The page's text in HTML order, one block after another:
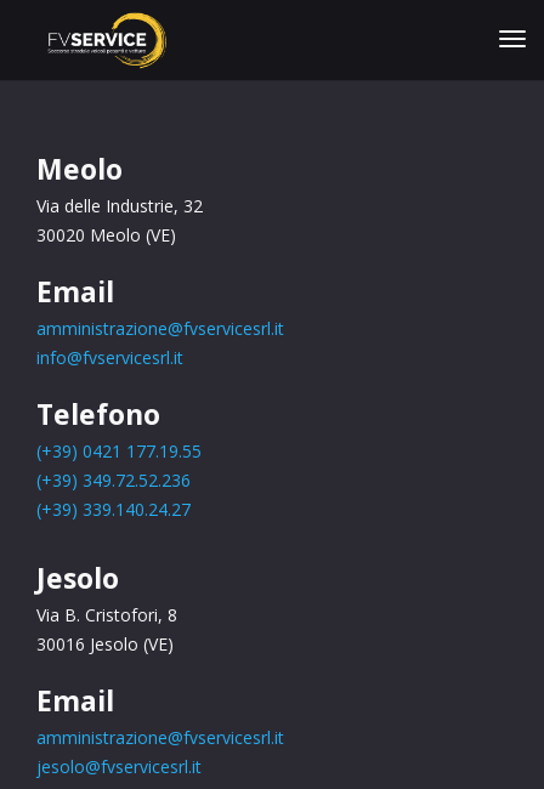
Meolo
Via delle Industrie, 32
30020 Meolo (VE)
Email
amministrazione@fvservicesrl.it
info@fvservicesrl.it
Telefono
(+39) 0421 177.19.55
(+39) 349.72.52.236
(+39) 339.140.24.27
Jesolo
Via B. Cristofori, 8
30016 Jesolo (VE)
Email
amministrazione@fvservicesrl.it
jesolo@fvservicesrl.it